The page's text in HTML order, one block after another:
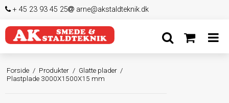
+ 45 23 93 45 25 arne@akstaldteknik.dk
Forside / Produkter / Glatte plader /
Plastplade 3000X1500X15 mm